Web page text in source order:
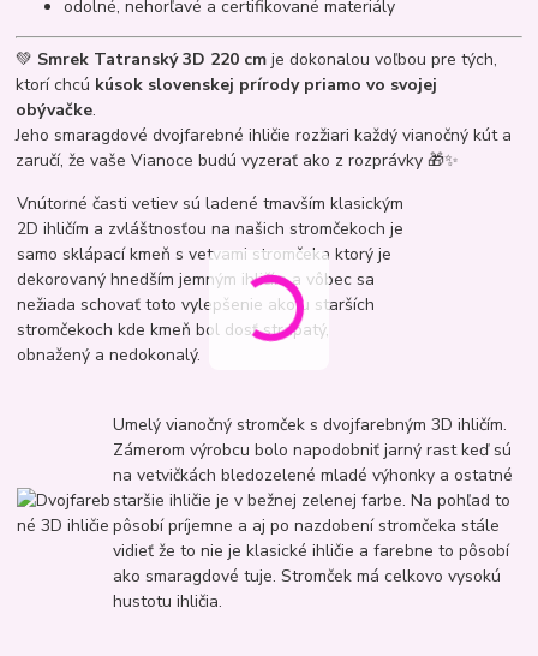
odolné, nehorľavé a certifikované materiály
💚 Smrek Tatranský 3D 220 cm je dokonalou voľbou pre tých,
ktorí chcú kúsok slovenskej prírody priamo vo svojej
obývačke.
Jeho smaragdové dvojfarebné ihličie rozžiari každý vianočný kút a
zaručí, že vaše Vianoce budú vyzerať ako z rozprávky 🎁✨
Vnútorné časti vetiev sú ladené tmavším klasickým
2D ihličím a zvláštnosťou na našich stromčekoch je
samo sklápací kmeň s vetvami stromčeka ktorý je
dekorovaný hnedším jemným ihličím a vôbec sa
nežiada schovať toto vylepšenie ako u starších
stromčekoch kde kmeň bol dosť strapatý,
obnažený a nedokonalý.
Umelý vianočný stromček s dvojfarebným 3D ihličím.
Zámerom výrobcu bolo napodobniť jarný rast keď sú
na vetvičkách bledozelené mladé výhonky a ostatné
staršie ihličie je v bežnej zelenej farbe. Na pohľad to
pôsobí príjemne a aj po nazdobení stromčeka stále
vidieť že to nie je klasické ihličie a farebne to pôsobí
ako smaragdové tuje. Stromček má celkovo vysokú
hustotu ihličia.